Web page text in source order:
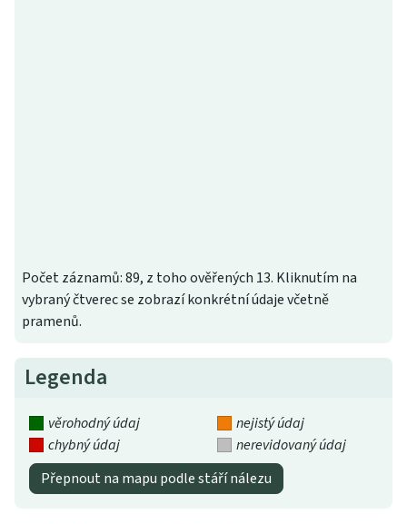
Počet záznamů: 89, z toho ověřených 13. Kliknutím na
vybraný čtverec se zobrazí konkrétní údaje včetně
pramenů.
Legenda
věrohodný údaj
nejistý údaj
chybný údaj
nerevidovaný údaj
Přepnout na mapu podle stáří nálezu